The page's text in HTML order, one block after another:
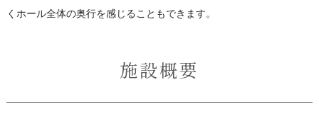
くホール全体の奥行を感じることもできます。
施設概要